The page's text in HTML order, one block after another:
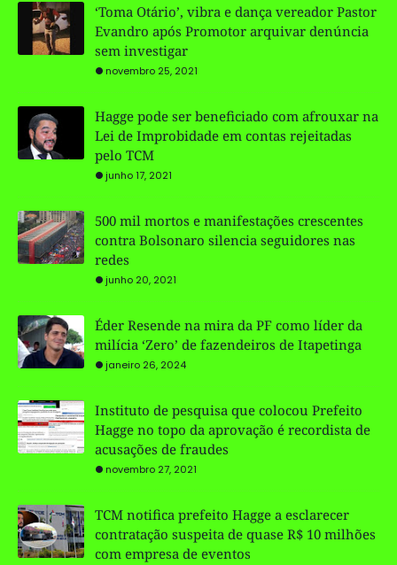
‘Toma Otário’, vibra e dança vereador Pastor
Evandro após Promotor arquivar denúncia
sem investigar
novembro 25, 2021
Hagge pode ser beneficiado com afrouxar na
Lei de Improbidade em contas rejeitadas
pelo TCM
junho 17, 2021
500 mil mortos e manifestações crescentes
contra Bolsonaro silencia seguidores nas
redes
junho 20, 2021
Éder Resende na mira da PF como líder da
milícia ‘Zero’ de fazendeiros de Itapetinga
janeiro 26, 2024
Instituto de pesquisa que colocou Prefeito
Hagge no topo da aprovação é recordista de
acusações de fraudes
novembro 27, 2021
TCM notifica prefeito Hagge a esclarecer
contratação suspeita de quase R$ 10 milhões
com empresa de eventos